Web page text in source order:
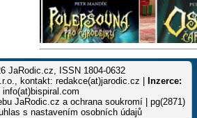
JaRodic.cz, ISSN 1804-0632
kontakt: redakce(at)jarodic.cz |
Inzerce:
info(at)bispiral.com
JaRodic.cz a ochrana soukromí | pg(2871)
s nastavením osobních údajů